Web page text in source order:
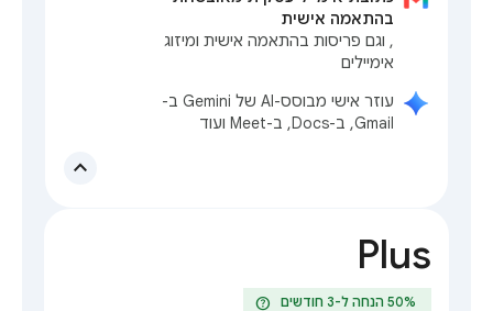
בהתאמה אישית
, וגם פריסות בהתאמה אישית ומיזוג
אימיילים
עוזר אישי מבוסס-AI של Gemini ב-
Gmail, ב-Docs, ב-Meet ועוד
expand_less
Plus
help